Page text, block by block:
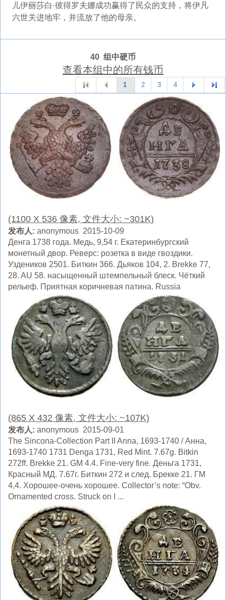
儿伊丽莎白·彼得罗夫娜成功赢得了民众的支持，将伊凡
六世关进地牢，并流放了他的母亲。
40 组中硬币
查看本组中的所有钱币
1 2 3 4
(1100 X 536 像素, 文件大小: ~301K)
发布人: anonymous 2015-10-09
Денга 1738 года. Медь, 9,54 г. Екатеринбургский
монетный двор. Реверс: розетка в виде гвоздики.
Уздеников 2501. Биткин 366. Дьяков 104, 2. Brekke 77,
28. AU 58. насыщенный штемпельный блеск. Чёткий
рельеф. Приятная коричневая патина. Russia
(865 X 432 像素, 文件大小: ~107K)
发布人: anonymous 2015-09-01
The Sincona-Collection Part II Anna, 1693-1740 / Анна,
1693-1740 1731 Denga 1731, Red Mint. 7.67g. Bitkin
272ff. Brekke 21. GM 4.4. Fine-very fine. Деньга 1731,
Красный МД. 7.67г. Биткин 272 и след. Брекке 21. ГМ
4,4. Хорошее-очень хорошее. Collector’s note: “Obv.
Ornamented cross. Struck on I ...